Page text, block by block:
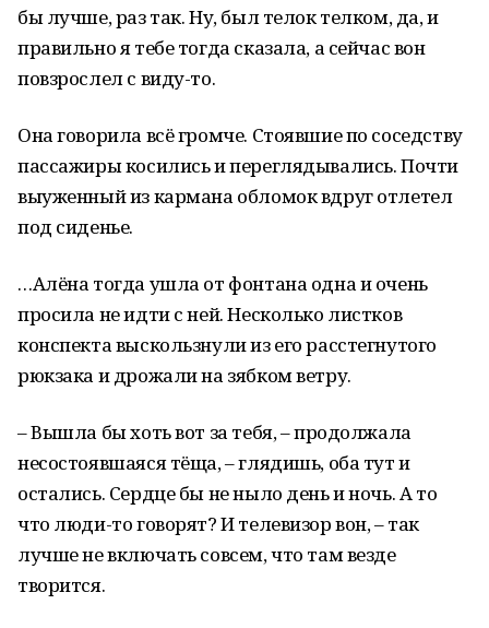
бы лучше, раз так. Ну, был телок телком, да, и
правильно я тебе тогда сказала, а сейчас вон
повзрослел с виду-то.
Она говорила всё громче. Стоявшие по соседству
пассажиры косились и переглядывались. Почти
выуженный из кармана обломок вдруг отлетел
под сиденье.
…Алёна тогда ушла от фонтана одна и очень
просила не идти с ней. Несколько листков
конспекта выскользнули из его расстегнутого
рюкзака и дрожали на зябком ветру.
– Вышла бы хоть вот за тебя, – продолжала
несостоявшаяся тёща, – глядишь, оба тут и
остались. Сердце бы не ныло день и ночь. А то
что люди-то говорят? И телевизор вон, – так
лучше не включать совсем, что там везде
творится.